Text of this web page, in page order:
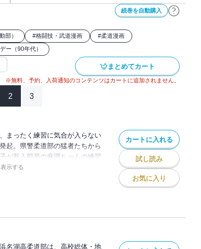
続巻を自動購入
部） #格闘技・武道漫画 #柔道漫画
ー（90年代）
まとめてカート
※無料、予約、入荷通知のコンテンツはカートに追加されません。
2 3
まったく練習に気合が入らない
起。県警柔道部の猛者たちから
が新入部員の麻理ちゃんの練習
組むことになる。そして、いよ
示する
カートに入れる
試し読み
お気に入り
名湖高柔道部は、高校総体・地